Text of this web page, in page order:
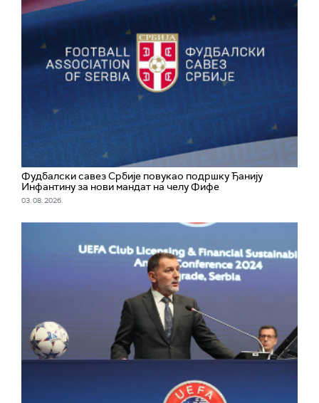
Фудбалски савез Србије повукао подршку Ђанију
Инфантину за нови мандат на челу Фифе
03. 08. 2026.